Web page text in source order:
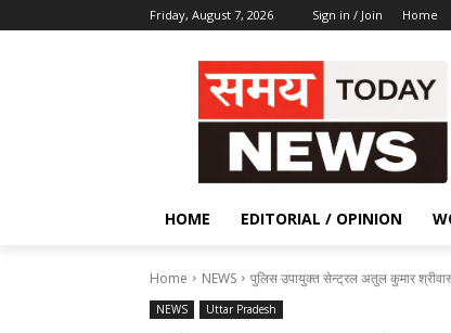
Friday, August 7, 2026 Sign in / Join Home
HOME EDITORIAL / OPINION
Home NEWS पुलिस उपायुक्त सेन्ट्रल अतुल कुमार
NEWS Uttar Pradesh